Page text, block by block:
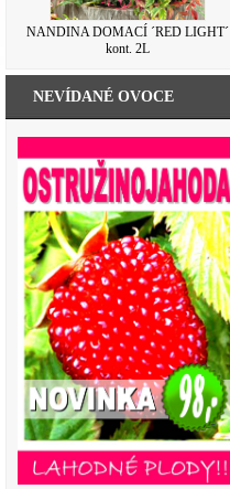
NANDINA DOMACÍ ´RED LIGHT´
kont. 2L
NEVÍDANÉ OVOCE